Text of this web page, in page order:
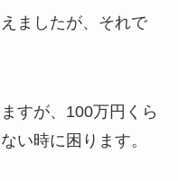
ましたが、それで
すが、100万円くら
い時に困ります。